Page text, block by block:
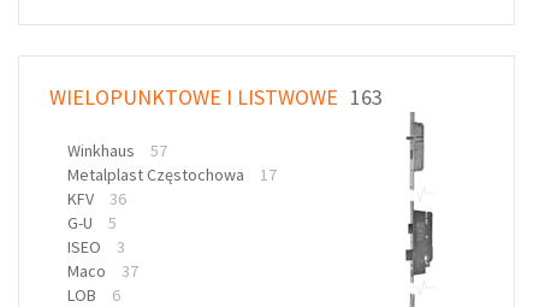
WIELOPUNKTOWE I LISTWOWE 163
Winkhaus
57
Metalplast Częstochowa
17
KFV
36
G-U
5
ISEO
3
Maco
37
LOB
6